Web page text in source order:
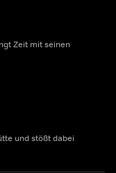
Zeit mit seinen
und stößt dabei